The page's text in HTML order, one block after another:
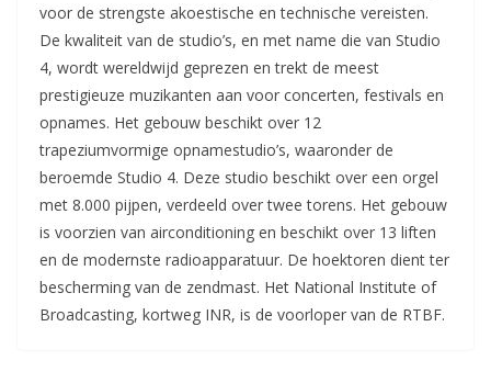
voor de strengste akoestische en technische vereisten.
De kwaliteit van de studio’s, en met name die van Studio
4, wordt wereldwijd geprezen en trekt de meest
prestigieuze muzikanten aan voor concerten, festivals en
opnames. Het gebouw beschikt over 12
trapeziumvormige opnamestudio’s, waaronder de
beroemde Studio 4. Deze studio beschikt over een orgel
met 8.000 pijpen, verdeeld over twee torens. Het gebouw
is voorzien van airconditioning en beschikt over 13 liften
en de modernste radioapparatuur. De hoektoren dient ter
bescherming van de zendmast. Het National Institute of
Broadcasting, kortweg INR, is de voorloper van de RTBF.